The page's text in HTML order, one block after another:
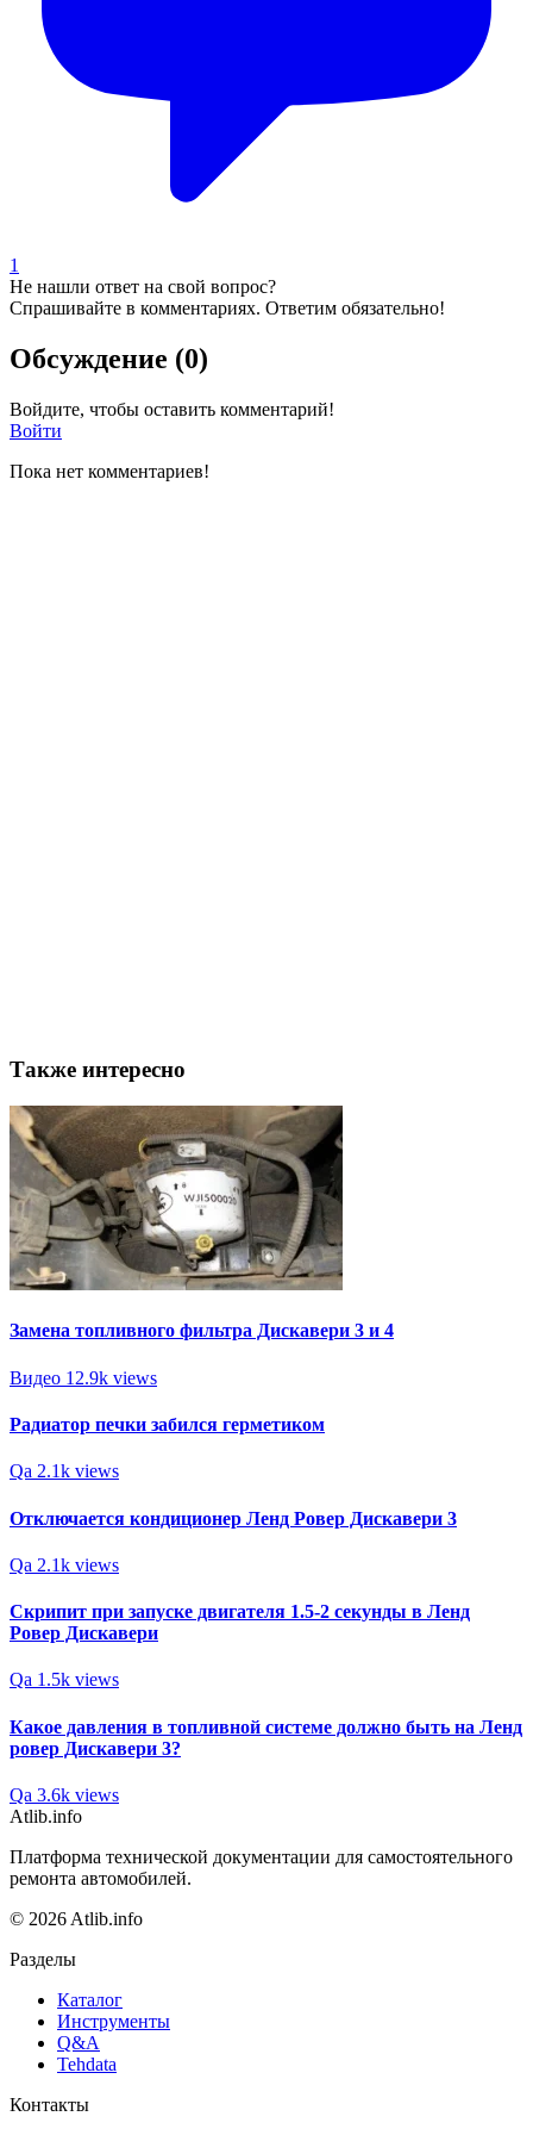
1
Не нашли ответ на свой вопрос?
Спрашивайте в комментариях. Ответим обязательно!
Обсуждение (0)
Войдите, чтобы оставить комментарий!
Войти
Пока нет комментариев!
Также интересно
Замена топливного фильтра Дискавери 3 и 4
Видео 12.9k views
Радиатор печки забился герметиком
Qa 2.1k views
Отключается кондиционер Ленд Ровер Дискавери 3
Qa 2.1k views
Скрипит при запуске двигателя 1.5-2 секунды в Ленд
Ровер Дискавери
Qa 1.5k views
Какое давления в топливной системе должно быть на Ленд
ровер Дискавери 3?
Qa 3.6k views
Atlib.info
Платформа технической документации для самостоятельного
ремонта автомобилей.
© 2026 Atlib.info
Разделы
Каталог
Инструменты
Q&A
Tehdata
Контакты